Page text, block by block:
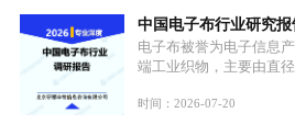
业。
中国电子布行业研究报
电子布被誉为电子信息
端工业织物，主要由直
生产制造过程中不可或
时间：2026-07-20